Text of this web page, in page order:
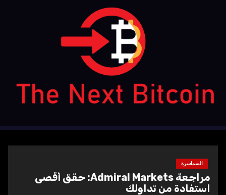
السماسرة
مراجعة Admiral Markets: حقق أقصى
استفادة من تداولك